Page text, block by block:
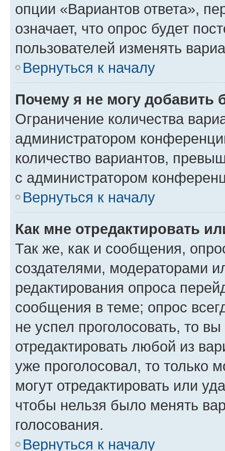
опции «Вариантов ответа»,
означает, что опрос будет
пользователей изменять
Вернуться к началу
Почему я не могу добавить
Ограничение количества
администратором
количество вариантов,
с администратором
Вернуться к началу
Как мне отредактировать
Так же, как и сообщения,
создателями, модераторами
редактирования опроса
сообщения в теме; опрос
не успел проголосовать, то
отредактировать любой из
уже проголосовал, то только
могут отредактировать или
чтобы нельзя было менять
голосования.
Вернуться к началу